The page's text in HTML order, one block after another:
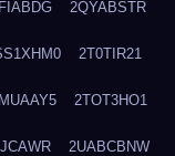
2QYABSTR
2T0TIR21
2TOT3HO1
2UABCBNW